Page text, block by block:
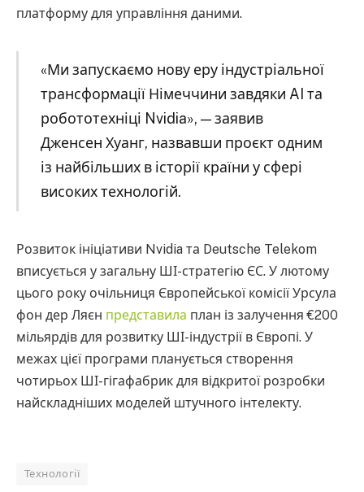
платформу для управління даними.
«Ми запускаємо нову еру індустріальної
трансформації Німеччини завдяки AI та
робототехніці Nvidia», — заявив
Дженсен Хуанг, назвавши проєкт одним
із найбільших в історії країни у сфері
високих технологій.
Розвиток ініціативи Nvidia та Deutsche Telekom
вписується у загальну ШІ-стратегію ЄС. У лютому
цього року очільниця Європейської комісії Урсула
фон дер Ляєн представила план із залучення €200
мільярдів для розвитку ШІ-індустрії в Європі. У
межах цієї програми планується створення
чотирьох ШІ-гігафабрик для відкритої розробки
найскладніших моделей штучного інтелекту.
Технології